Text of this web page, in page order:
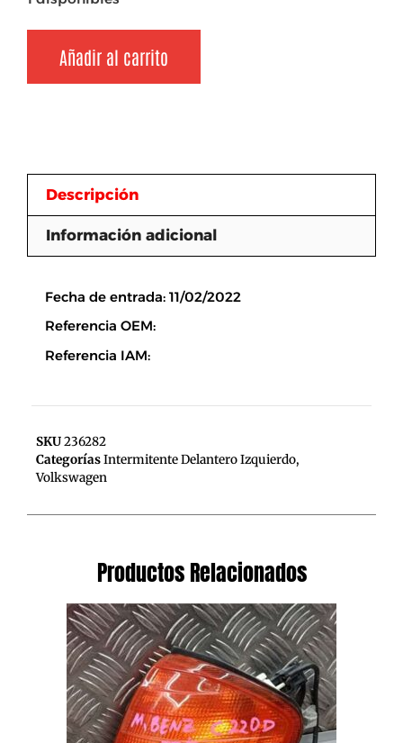
Añadir al carrito
Descripción
Información adicional
Fecha de entrada: 11/02/2022
Referencia OEM:
Referencia IAM:
SKU236282
CategoríasIntermitente Delantero Izquierdo,
Volkswagen
Productos Relacionados